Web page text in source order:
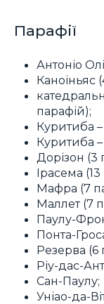
Парафії
Антоніо
Каноіньяс
парафій);
Куритиба
Куритиба –
Дорізон (3
Ірасема
Мафра (7
Маллет (7
Паулу-
Понта-
Резерва (6
Ріу-дас-
Сан-Паулу;
Уніао-да-